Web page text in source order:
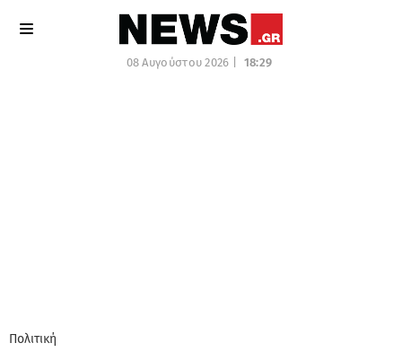
08 Αυγούστου 2026 | 18:29
Πολιτική